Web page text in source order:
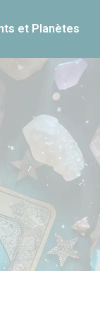
et Planètes